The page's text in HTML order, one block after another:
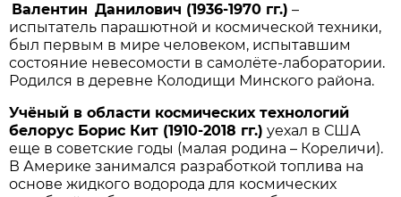
Валентин Данилович (1936-1970 гг.) –
испытатель парашютной и космической техники,
был первым в мире человеком, испытавшим
состояние невесомости в самолёте-лаборатории.
Родился в деревне Колодищи Минского района.
Учёный в области космических технологий
белорус Борис Кит (1910-2018 гг.) уехал в США
еще в советские годы (малая родина – Кореличи).
В Америке занимался разработкой топлива на
основе жидкого водорода для космических